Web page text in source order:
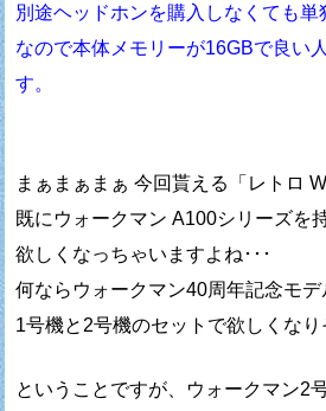
別途ヘッドホンを購入しなくても単
なので本体メモリーが16GBで良い
す。
まぁまぁまぁ 今回貰える「レトロ
既にウォークマン A100シリーズを
欲しくなっちゃいますよね･･･
何ならウォークマン40周年記念モ
1号機と2号機のセットで欲しくなり
ということですが、ウォークマン2